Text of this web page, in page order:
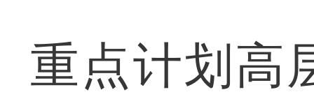
重点计划高